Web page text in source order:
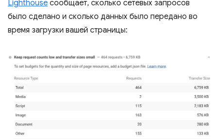
Lighthouse сообщает, сколько сетевых запросов
было сделано и сколько данных было передано во
время загрузки вашей страницы: